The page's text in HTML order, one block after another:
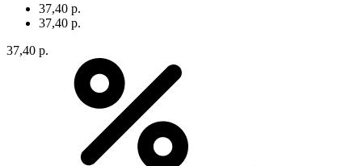
37,40 р.
37,40 р.
37,40 р.